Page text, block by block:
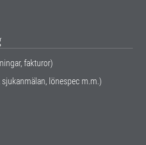
fakturor)
lönespec m.m.)